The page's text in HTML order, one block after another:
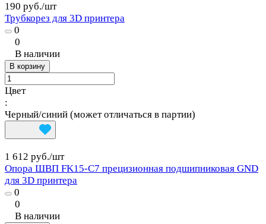
190 руб./шт
Трубкорез для 3D принтера
0
0
В наличии
В корзину
Цвет
:
Черный/синий (может отличаться в партии)
1 612 руб./шт
Опора ШВП FK15-C7 прецизионная подшипниковая GND
для 3D принтера
0
0
В наличии